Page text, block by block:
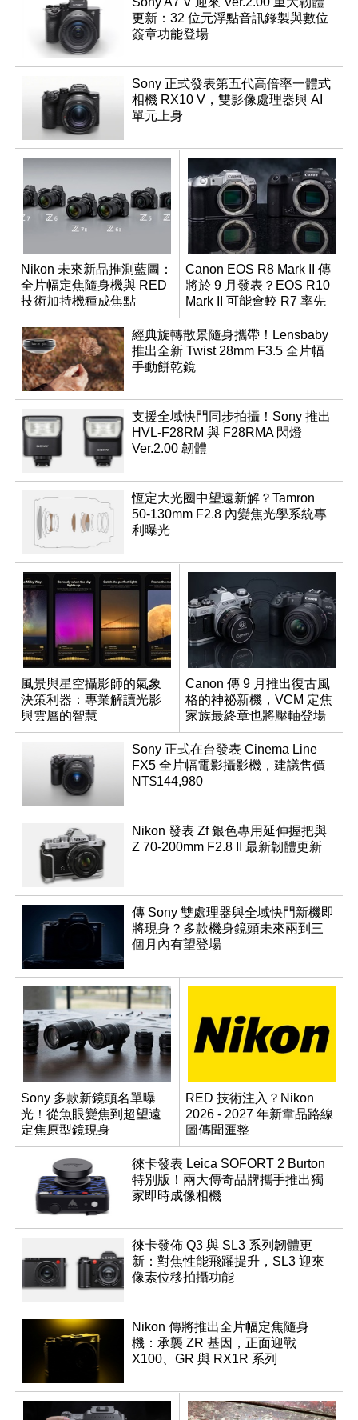
更新：32 位元浮點音訊錄製與數位
簽章功能登場
Sony 正式發表第五代高倍率一體式
相機 RX10 V，雙影像處理器與 AI
單元上身
Nikon 未來新品推測藍圖：
全片幅定焦隨身機與 RED
技術加持機種成焦點
Canon EOS R8 Mark II 傳
將於 9 月發表？EOS R10
Mark II 可能會較 R7 率先
推出
經典旋轉散景隨身攜帶！Lensbaby
推出全新 Twist 28mm F3.5 全片幅
手動餅乾鏡
支援全域快門同步拍攝！Sony 推出
HVL-F28RM 與 F28RMA 閃燈
Ver.2.00 韌體
恆定大光圈中望遠新解？Tamron
50-130mm F2.8 內變焦光學系統專
利曝光
風景與星空攝影師的氣象
決策利器：專業解讀光影
與雲層的智慧
App「Atmos」登場
Canon 傳 9 月推出復古風
格的神祕新機，VCM 定焦
家族最終章也將壓軸登場
Sony 正式在台發表 Cinema Line
FX5 全片幅電影攝影機，建議售價
NT$144,980
Nikon 發表 Zf 銀色專用延伸握把與
Z 70-200mm F2.8 II 最新韌體更新
傳 Sony 雙處理器與全域快門新機即
將現身？多款機身鏡頭未來兩到三
個月內有望登場
Sony 多款新鏡頭名單曝
光！從魚眼變焦到超望遠
定焦原型鏡現身
RED 技術注入？Nikon
2026 - 2027 年新韋品路線
圖傳聞匯整
徠卡發表 Leica SOFORT 2 Burton
特別版！兩大傳奇品牌攜手推出獨
家即時成像相機
徠卡發佈 Q3 與 SL3 系列韌體更
新：對焦性能飛躍提升，SL3 迎來
像素位移拍攝功能
Nikon 傳將推出全片幅定焦隨身
機：承襲 ZR 基因，正面迎戰
X100、GR 與 RX1R 系列